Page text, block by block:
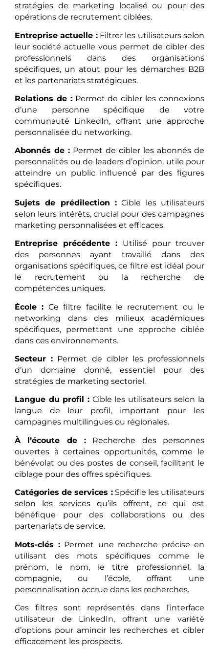
stratégies de marketing localisé ou pour des
opérations de recrutement ciblées.
Entreprise actuelle :Filtrer les utilisateurs selon
leur société actuelle vous permet de cibler des
professionnels dans des organisations
spécifiques, un atout pour les démarches B2B
et les partenariats stratégiques.
Relations de :Permet de cibler les connexions
d’une personne spécifique de votre
communauté LinkedIn, offrant une approche
personnalisée du networking.
Abonnés de : Permet de cibler les abonnés de
personnalités ou de leaders d’opinion, utile pour
atteindre un public influencé par des figures
spécifiques.
Sujets de prédilection : Cible les utilisateurs
selon leurs intérêts, crucial pour des campagnes
marketing personnalisées et efficaces.
Entreprise précédente : Utilisé pour trouver
des personnes ayant travaillé dans des
organisations spécifiques, ce filtre est idéal pour
le recrutement ou la recherche de
compétences uniques.
École : Ce filtre facilite le recrutement ou le
networking dans des milieux académiques
spécifiques, permettant une approche ciblée
dans ces environnements.
Secteur : Permet de cibler les professionnels
d’un domaine donné, essentiel pour des
stratégies de marketing sectoriel.
Langue du profil :Cible les utilisateurs selon la
langue de leur profil, important pour les
campagnes multilingues ou régionales.
À l’écoute de : Recherche des personnes
ouvertes à certaines opportunités, comme le
bénévolat ou des postes de conseil, facilitant le
ciblage pour des offres spécifiques.
Catégories de services :Spécifie les utilisateurs
selon les services qu’ils offrent, ce qui est
bénéfique pour des collaborations ou des
partenariats de service.
Mots-clés : Permet une recherche précise en
utilisant des mots spécifiques comme le
prénom, le nom, le titre professionnel, la
compagnie, ou l’école, offrant une
personnalisation accrue dans les recherches.
Ces filtres sont représentés dans l’interface
utilisateur de LinkedIn, offrant une variété
d’options pour amincir les recherches et cibler
efficacement les prospects.